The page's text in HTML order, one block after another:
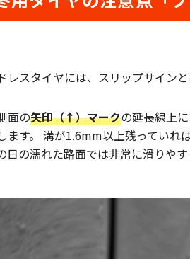
レスタイヤには、スリップサイン
面の矢印（↑）マークの延長線上
ます。 溝が1.6mm以上残っていれ
日の濡れた路面では非常に滑りやす